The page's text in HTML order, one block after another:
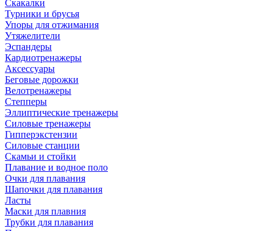
Скакалки
Турники и брусья
Упоры для отжимания
Утяжелители
Эспандеры
Кардиотренажеры
Аксессуары
Беговые дорожки
Велотренажеры
Степперы
Эллиптические тренажеры
Силовые тренажеры
Гипперэкстензии
Силовые станции
Скамьи и стойки
Плавание и водное поло
Очки для плавания
Шапочки для плавания
Ласты
Маски для плавния
Трубки для плавания